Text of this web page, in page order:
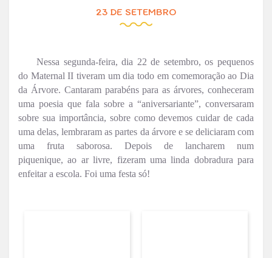
23 DE SETEMBRO
Nessa segunda-feira, dia 22 de setembro, os pequenos
do Maternal II tiveram um dia todo em comemoração ao Dia
da Árvore. Cantaram parabéns para as árvores, conheceram
uma poesia que fala sobre a “aniversariante”, conversaram
sobre sua importância, sobre como devemos cuidar de cada
uma delas, lembraram as partes da árvore e se deliciaram com
uma fruta saborosa. Depois de lancharem num
piquenique, ao ar livre, fizeram uma linda dobradura para
enfeitar a escola. Foi uma festa só!